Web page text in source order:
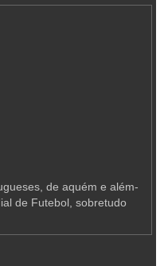
de aquém e além-
de Futebol, sobretudo